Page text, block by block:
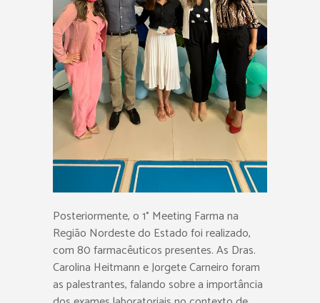
Posteriormente, o 1° Meeting Farma na
Região Nordeste do Estado foi realizado,
com 80 farmacêuticos presentes. As Dras.
Carolina Heitmann e Jorgete Carneiro foram
as palestrantes, falando sobre a importância